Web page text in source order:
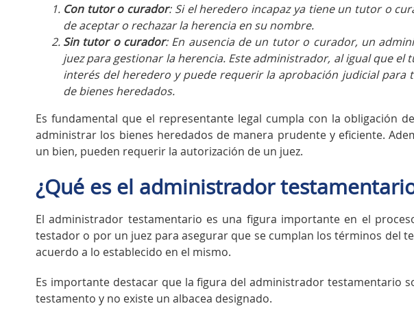
Con tutor o curador: Si el heredero incapaz ya tiene un tutor o
de aceptar o rechazar la herencia en su nombre.
Sin tutor o curador: En ausencia de un tutor o curador, un
juez para gestionar la herencia. Este administrador, al igual que
interés del heredero y puede requerir la aprobación judicial para
de bienes heredados.
Es fundamental que el representante legal cumpla con la obligación
administrar los bienes heredados de manera prudente y eficiente.
un bien, pueden requerir la autorización de un juez.
¿Qué es el administrador
El administrador testamentario es una figura importante en el
testador o por un juez para asegurar que se cumplan los términos del
acuerdo a lo establecido en el mismo.
Es importante destacar que la figura del administrador testamentario
testamento y no existe un albacea designado.